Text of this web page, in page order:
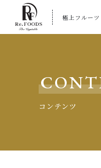
極上フルー
コンテンツ